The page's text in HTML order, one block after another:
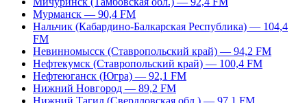
Мурманск — 90,4 FM
Нальчик (Кабардино-Балкарская Республика) — 104,4
FM
Невинномысск (Ставропольский край) — 94,2 FM
Нефтекумск (Ставропольский край) — 100,4 FM
Нефтеюганск (Югра) — 92,1 FM
Нижний Новгород — 89,2 FM
Нижний Тагил (Свердловская обл.) — 97,1 FM